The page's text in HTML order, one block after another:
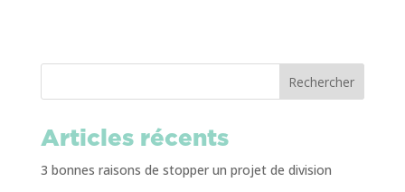
Rechercher
Articles récents
3 bonnes raisons de stopper un projet de division